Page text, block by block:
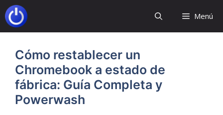
Saltar
al
contenido
Menú
Cómo restablecer un
Chromebook a estado de
fábrica: Guía Completa y
Powerwash